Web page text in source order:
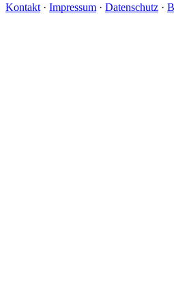
Kontakt · Impressum · Datenschutz ·